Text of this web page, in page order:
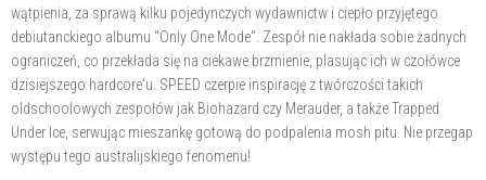
wątpienia, za sprawą kilku pojedynczych wydawnictw i ciepło przyjętego
debiutanckiego albumu "Only One Mode". Zespół nie nakłada sobie żadnych
ograniczeń, co przekłada się na ciekawe brzmienie, plasując ich w czołówce
dzisiejszego hardcore'u. SPEED czerpie inspirację z twórczości takich
oldschoolowych zespołów jak Biohazard czy Merauder, a także Trapped
Under Ice, serwując mieszankę gotową do podpalenia mosh pitu. Nie przegap
występu tego australijskiego fenomenu!